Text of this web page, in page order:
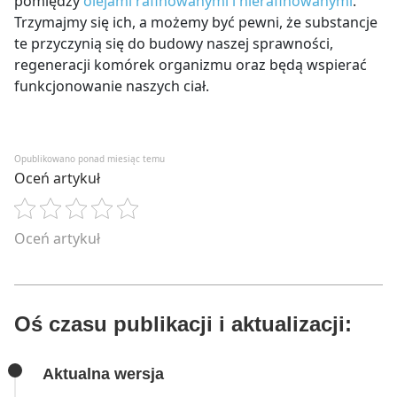
Trzymajmy się ich, a możemy być pewni, że substancje
te przyczynią się do budowy naszej sprawności,
regeneracji komórek organizmu oraz będą wspierać
funkcjonowanie naszych ciał.
Opublikowano ponad miesiąc temu
Oceń artykuł
Oceń artykuł
Oś czasu publikacji i aktualizacji:
Aktualna wersja